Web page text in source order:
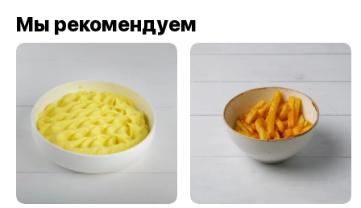
Мы рекомендуем